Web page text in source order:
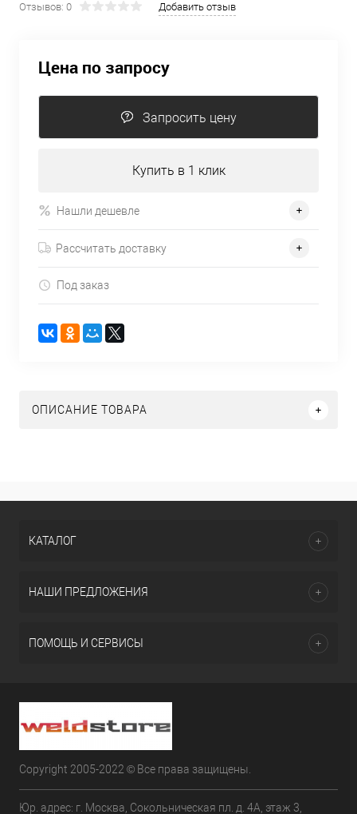
Отзывов: 0 Добавить отзыв
Цена по запросу
Запросить цену
Купить в 1 клик
Нашли дешевле
Рассчитать доставку
Под заказ
ОПИСАНИЕ ТОВАРА
КАТАЛОГ
НАШИ ПРЕДЛОЖЕНИЯ
ПОМОЩЬ И СЕРВИСЫ
Copyright 2005-2022 © Все права защищены.
Юр. адрес: г. Москва, Сокольническая пл. д. 4А, этаж 3,